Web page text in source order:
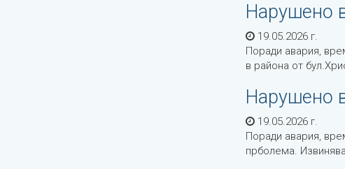
Нарушено
19.05.2026 г.
Поради авария,
в района от
Нарушено
19.05.2026 г.
Поради авария,
прболема.